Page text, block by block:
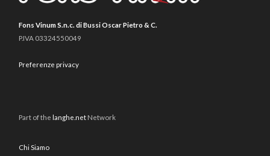
Fons Vinum S.n.c. di Bussi Oscar Pietro & C.
P.IVA 03324550049
Preferenze privacy
Part of thelanghe.net Network
Chi Siamo